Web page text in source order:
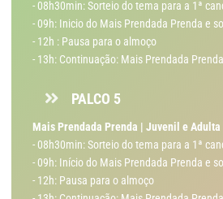
- 08h30min: Sorteio do tema para a 1ª
- 09h: Inicio do Mais Prendada Prenda e
- 12h : Pausa para o almoço
- 13h: Continuação: Mais Prendada Prenda
PALCO 5
Mais Prendada Prenda | Juvenil e Adulta
- 08h30min: Sorteio do tema para a 1ª
- 09h: Início do Mais Prendada Prenda e
- 12h: Pausa para o almoço